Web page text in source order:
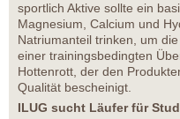
sportlich Aktive sollte ein
Magnesium, Calcium und
Natriumanteil trinken, um
einer trainingsbedingten
Hottenrott, der den
Qualität bescheinigt.
ILUG sucht Läufer für